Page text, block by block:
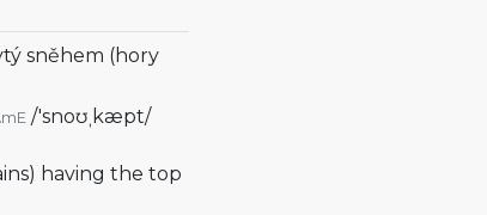
sněhem (hory
/'snoʊˌkæpt/
having the top